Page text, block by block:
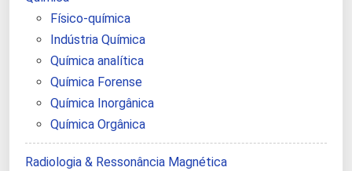
Físico-química
Indústria Química
Química analítica
Química Forense
Química Inorgânica
Química Orgânica
Radiologia & Ressonância Magnética